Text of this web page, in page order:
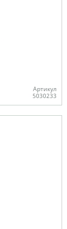
Артикул
5030233